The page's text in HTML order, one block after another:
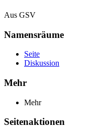
Aus GSV
Namensräume
Seite
Diskussion
Mehr
Mehr
Seitenaktionen